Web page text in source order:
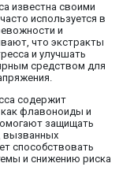
известна своими
используется в
и
что экстракты
и улучшать
средством для
содержит
флавоноиды и
защищать
вызванных
способствовать
и снижению риска